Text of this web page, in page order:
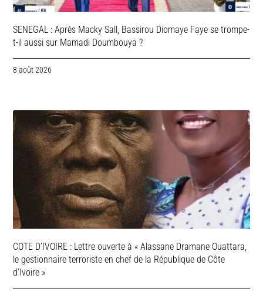
SENEGAL : Après Macky Sall, Bassirou Diomaye Faye se trompe-
t-il aussi sur Mamadi Doumbouya ?
8 août 2026
COTE D’IVOIRE : Lettre ouverte à « Alassane Dramane Ouattara,
le gestionnaire terroriste en chef de la République de Côte
d’Ivoire »